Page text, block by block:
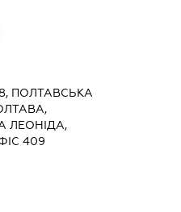
ПОЛТАВСЬКА
ЛЕОНІДА,
409